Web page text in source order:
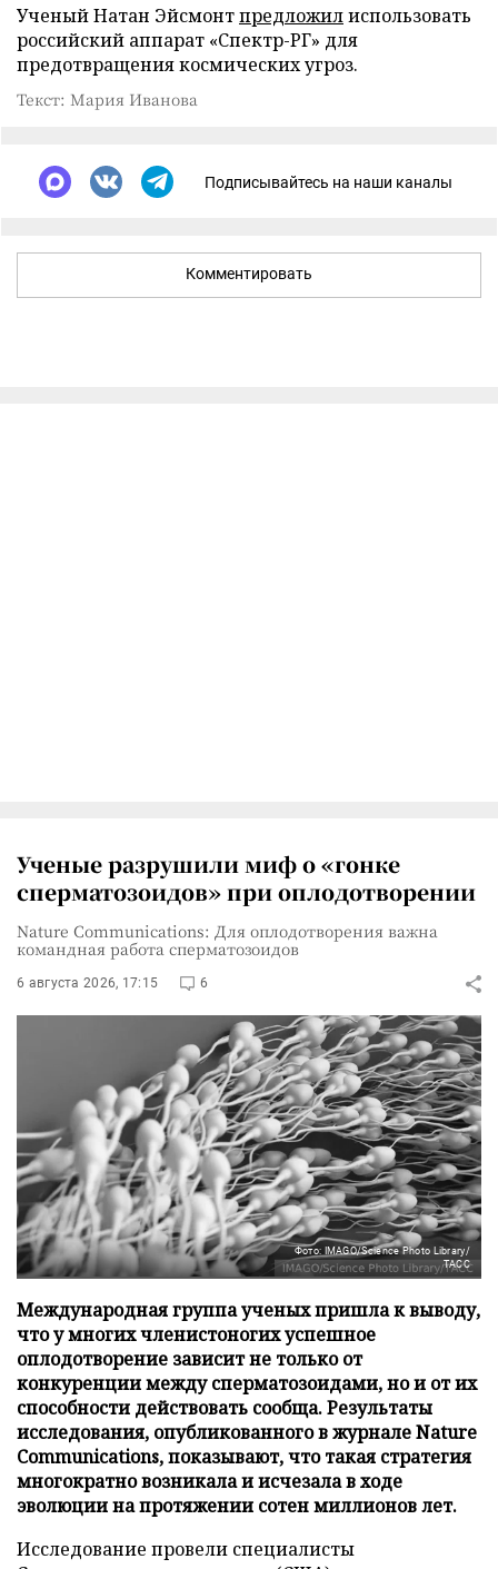
Ученый Натан Эйсмонтпредложилиспользовать
российский аппарат «Спектр-РГ» для
предотвращения космических угроз.
Текст: Мария Иванова
Подписывайтесь на наши каналы
Комментировать
Ученые разрушили миф о «гонке
сперматозоидов» при оплодотворении
Nature Communications: Для оплодотворения важна
командная работа сперматозоидов
6 августа 2026, 17:15 6
Фото: IMAGO/Science Photo Library/
ТАСС
Международная группа ученых пришла к выводу,
что у многих членистоногих успешное
оплодотворение зависит не только от
конкуренции между сперматозоидами, но и от их
способности действовать сообща. Результаты
исследования, опубликованного в журнале Nature
Communications, показывают, что такая стратегия
многократно возникала и исчезала в ходе
эволюции на протяжении сотен миллионов лет.
Исследование провели специалисты